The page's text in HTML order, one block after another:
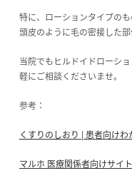
特に、ローションタイプの
頭皮のように毛の密接した
当院でもヒルドイドローシ
軽にご相談くださいませ。
参考：
くすりのしおり | 患者向け
マルホ 医療関係者向けサイト